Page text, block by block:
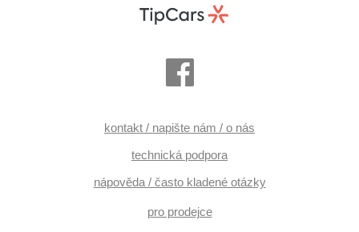
kontakt / napište nám / o nás
technická podpora
nápověda / často kladené otázky
pro prodejce